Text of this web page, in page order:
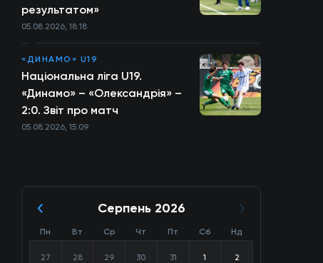
результатом»
05.08.2026, 18:18
«ДИНАМО» U19
Національна ліга U19.
«Динамо» – «Олександрія» –
2:0. Звіт про матч
05.08.2026, 15:09
Серпень 2026
Пн Вт Ср Чт Пт Сб Нд
27 28 29 30 31 1 2